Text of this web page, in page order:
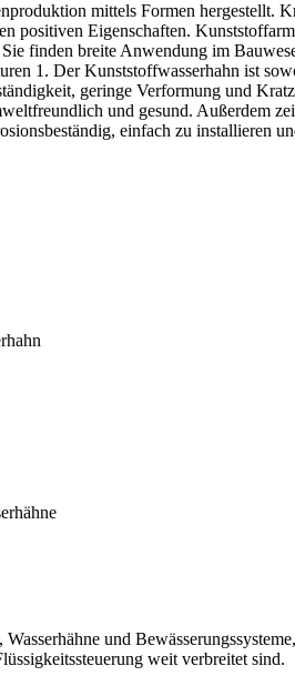
mittels Formen hergestellt.
Eigenschaften.
finden breite Anwendung im
1. Der Kunststoffwasserhahn ist
geringe Verformung und
und gesund. Außerdem
einfach zu installieren
und
weit verbreitet sind.